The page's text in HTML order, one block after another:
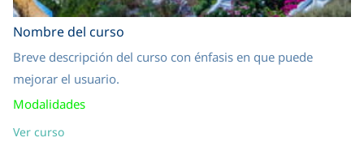
Nombre del curso
Breve descripción del curso con énfasis en que puede
mejorar el usuario.
Modalidades
Ver curso